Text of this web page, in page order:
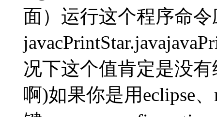
面）运行这个程序命
况下这个值肯定是没
啊)如果你是用eclipse